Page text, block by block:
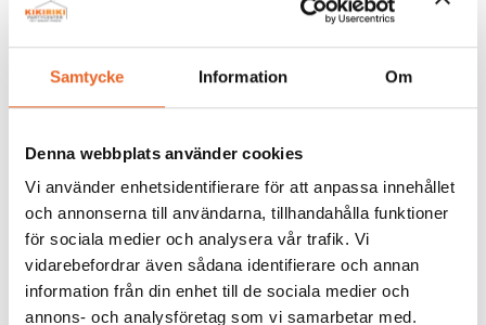
Samtycke Information Om
Denna webbplats använder cookies
Vi använder enhetsidentifierare för att anpassa innehållet
och annonserna till användarna, tillhandahålla funktioner
för sociala medier och analysera vår trafik. Vi
vidarebefordrar även sådana identifierare och annan
information från din enhet till de sociala medier och
annons- och analysföretag som vi samarbetar med.
Tält B4-XXL 2,5x10m
Montagepris: 2 780,00kr